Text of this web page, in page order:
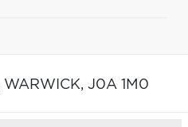
WARWICK, J0A 1M0